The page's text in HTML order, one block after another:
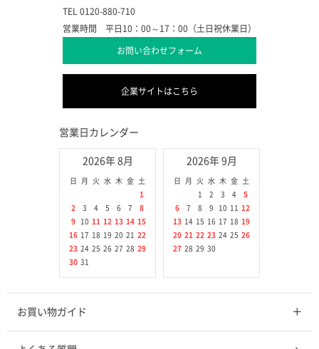
TEL 0120-880-710
営業時間 平日10：00～17：00（土日祝休業日）
お問い合わせフォーム
企業サイトはこちら
営業日カレンダー
2026年 8月
日 月 火 水 木 金
土
1
2
3 4 5 6 7
8
9
10 11 12 13 14 15
16 17 18 19 20 21
22
23 24 25 26 27 28 29
30 31
2026年 9月
日 月 火 水 木 金
土
1
2 3 4
5
6
7 8 9 10 11
12
13 14 15 16 17 18 19
20 21 22 23 24 25 26
27 28 29 30
お買い物ガイド